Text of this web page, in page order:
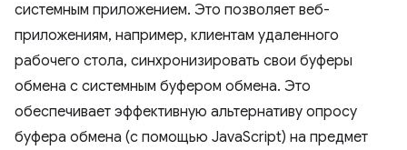
системным приложением. Это позволяет веб-
приложениям, например, клиентам удаленного
рабочего стола, синхронизировать свои буферы
обмена с системным буфером обмена. Это
обеспечивает эффективную альтернативу опросу
буфера обмена (с помощью JavaScript) на предмет